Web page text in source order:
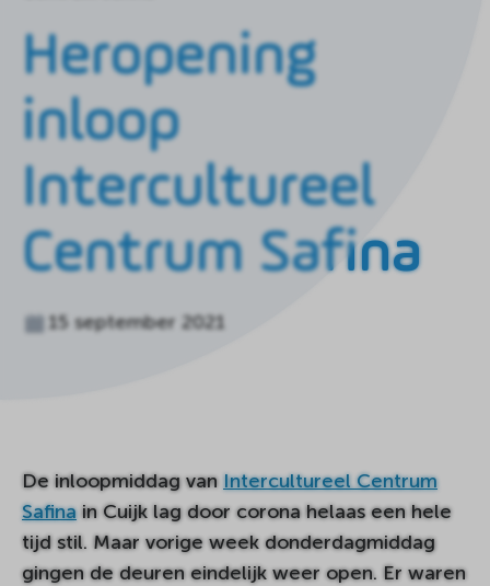
homepagina
Heropening
inloop
Intercultureel
Centrum Safina
15 september 2021
De inloopmiddag vanIntercultureel Centrum
Safinain Cuijk lag door corona helaas een hele
tijd stil. Maar vorige week donderdagmiddag
gingen de deuren eindelijk weer open. Er waren